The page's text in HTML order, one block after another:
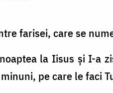
farisei, care se
la Iisus şi I-a
pe care le faci